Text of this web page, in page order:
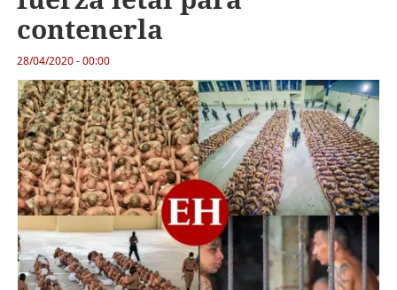
contenerla
28/04/2020 - 00:00